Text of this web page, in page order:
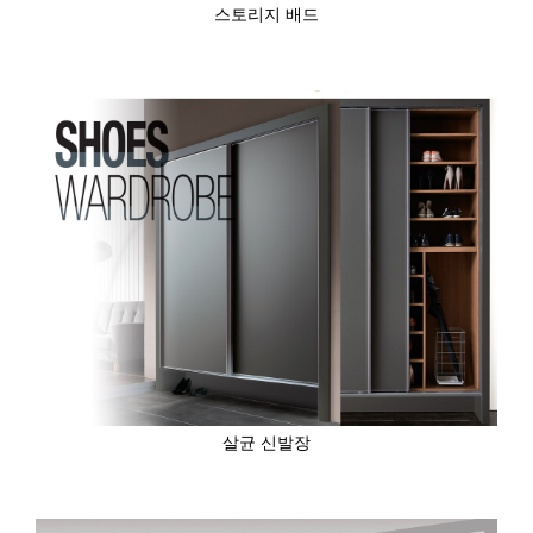
스토리지 배드
살균 신발장